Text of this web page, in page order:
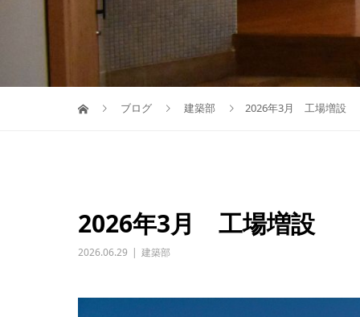
ブログ 建築部 2026年3月 工場増設
2026年3月 工場増設
2026.06.29 建築部